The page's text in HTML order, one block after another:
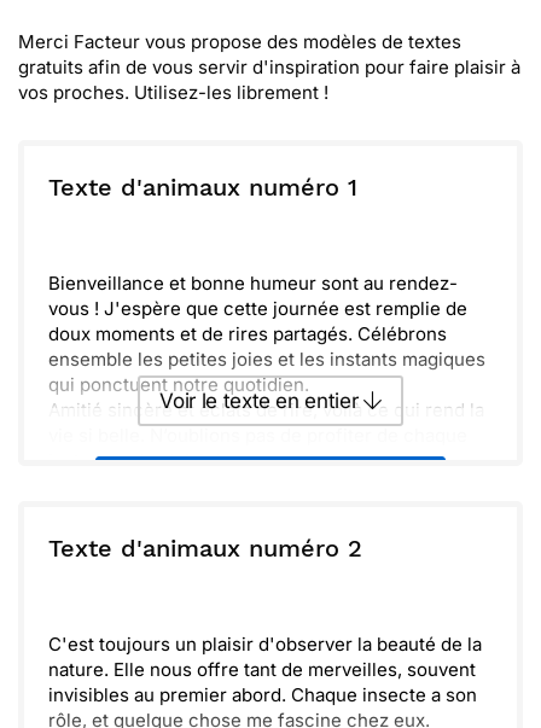
Merci Facteur vous propose des modèles de textes
gratuits afin de vous servir d'inspiration pour faire plaisir à
vos proches. Utilisez-les librement !
Texte d'animaux numéro 1
Bienveillance et bonne humeur sont au rendez-
vous ! J'espère que cette journée est remplie de
doux moments et de rires partagés. Célébrons
ensemble les petites joies et les instants magiques
qui ponctuent notre quotidien.
Amitié sincère et éclats de rire, voilà ce qui rend la
instant et de chérir les souvenirs que nous créons
Voir le texte en entier
ou : Copier Recevoir par mail
Texte d'animaux numéro 2
C'est toujours un plaisir d'observer la beauté de la
nature. Elle nous offre tant de merveilles, souvent
invisibles au premier abord. Chaque insecte a son
rôle, et quelque chose me fascine chez eux.